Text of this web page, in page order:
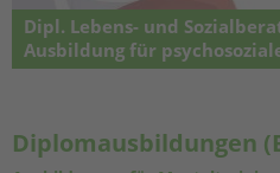
Dipl. Lebens- und
Ausbildung für
Master-Practitioner-Zertifikate mit
Diplomausbildungen